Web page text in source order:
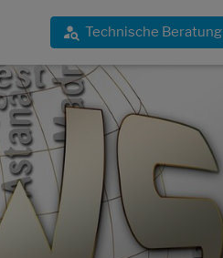
Technische Beratung